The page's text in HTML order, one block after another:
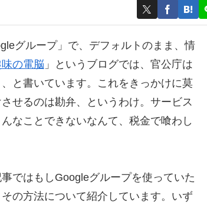
グループ」で、デフォルトのまま、情
味の電脳 」というブログでは、官公庁は
と書いています。これをきっかけに莫
せるのは勘弁、というわけ。サービス
なことできないなんて、税金で喰わし
ではもしGoogleグループを使っていた
の方法について紹介しています。いず